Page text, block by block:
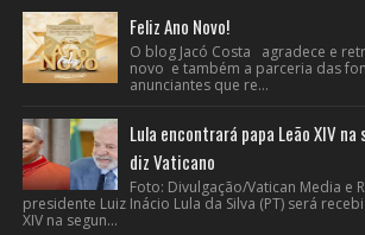
Feliz Ano Novo!
O blog Jacó Costa agradece e
novo e também a parceria das
anunciantes que re...
Lula encontrará papa Leão XIV
diz Vaticano
Foto: Divulgação/Vatican Media e
presidente Luiz Inácio Lula da Silva (PT) será
XIV na segun...